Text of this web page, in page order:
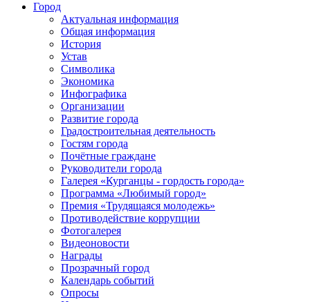
Город
Актуальная информация
Общая информация
История
Устав
Символика
Экономика
Инфографика
Организации
Развитие города
Градостроительная деятельность
Гостям города
Почётные граждане
Руководители города
Галерея «Курганцы - гордость города»
Программа «Любимый город»
Премия «Трудящаяся молодежь»
Противодействие коррупции
Фотогалерея
Видеоновости
Награды
Прозрачный город
Календарь событий
Опросы